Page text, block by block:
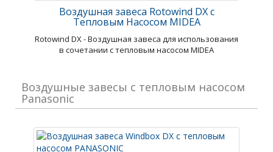
Воздушная завеса Rotowind DX с
Тепловым Насосом MIDEA
Rotowind DX - Воздушная завеса для использования
в сочетании с тепловым насосом MIDEA
Воздушные завесы с тепловым насосом
Panasonic